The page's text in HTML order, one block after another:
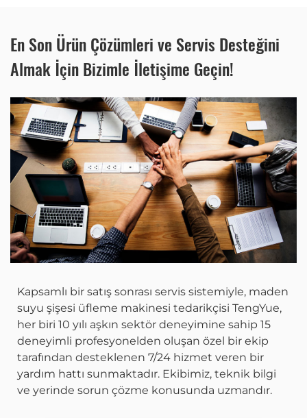
indirimlerden yararlanabilirsiniz.
sonra yetkilimize bildirebilirsiniz, hemen
sevkiyatı ayarlayabiliriz.
En Son Ürün Çözümleri ve Servis Desteğini
Almak İçin Bizimle İletişime Geçin!
Kapsamlı bir satış sonrası servis sistemiyle, maden
suyu şişesi üfleme makinesi tedarikçisi TengYue,
her biri 10 yılı aşkın sektör deneyimine sahip 15
deneyimli profesyonelden oluşan özel bir ekip
tarafından desteklenen 7/24 hizmet veren bir
yardım hattı sunmaktadır. Ekibimiz, teknik bilgi
ve yerinde sorun çözme konusunda uzmandır.